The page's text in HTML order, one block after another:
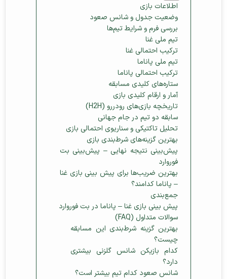
اطلاعات بازی
وضعیت جدول و شانس صعود
بررسی فرم و شرایط تیم‌ها
تیم ملی غنا
ترکیب احتمالی غنا
تیم ملی پاناما
ترکیب احتمالی پاناما
ستاره‌های کلیدی مسابقه
آمار و ارقام کلیدی بازی
تاریخچه بازی‌های رودررو (H2H)
سابقه دو تیم در جام جهانی
تحلیل تاکتیکی و سناریوی احتمالی بازی
بهترین گزینه‌های شرط‌بندی بازی
پیش‌بینی نتیجه نهایی – پیش‌بینی بت
فوروارد
بهترین ضریب‌ها برای پیش‌ بینی بازی غنا
– پاناما کدامند؟
جمع‌بندی
پیش‌ بینی بازی غنا – پاناما در بت فوروارد
سوالات متداول (FAQ)
بهترین گزینه شرط‌بندی این مسابقه
چیست؟
کدام بازیکن شانس گلزنی بیشتری
دارد؟
شانس صعود کدام تیم بیشتر است؟